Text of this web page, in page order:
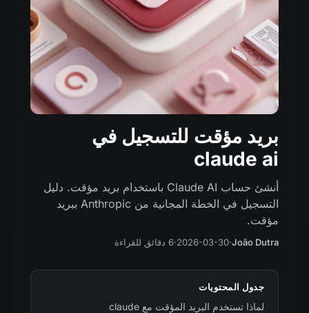
بريد مؤقت للتسجيل في
claude ai
أنشئ حساب Claude AI باستخدام بريد مؤقت. دليل
التسجيل في الخطة المجانية من Anthropic ببريد
مؤقت.
João Dutra
·
2026-03-30
·6 دقائق للقراءة
جدول المحتويات
لماذا تستخدم البريد المؤقت مع claude